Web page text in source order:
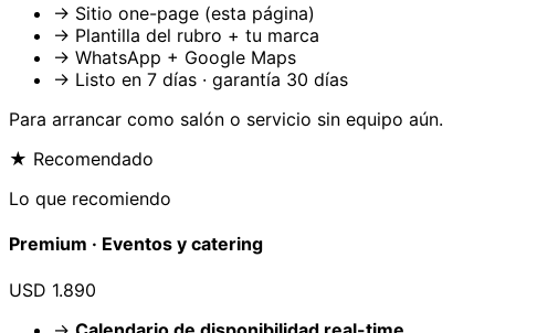
→ Sitio one-page (esta página)
→ Plantilla del rubro + tu marca
→ WhatsApp + Google Maps
→ Listo en 7 días · garantía 30 días
Para arrancar como salón o servicio sin equipo aún.
★ Recomendado
Lo que recomiendo
Premium · Eventos y catering
USD 1.890